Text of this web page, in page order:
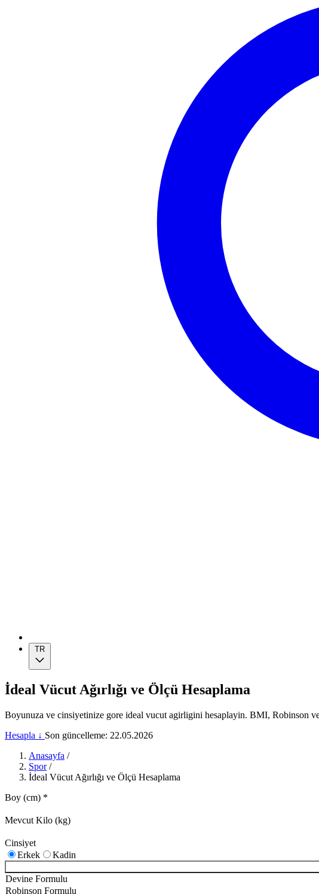
TR
İdeal Vücut Ağırlığı ve Ölçü Hesaplama
Boyunuza ve cinsiyetinize gore ideal vucut agirligini hesaplayin. BMI, Robinson
Hesapla ↓ Son güncelleme: 22.05.2026
Anasayfa /
Spor /
İdeal Vücut Ağırlığı ve Ölçü Hesaplama
Boy (cm) *
Mevcut Kilo (kg)
Cinsiyet
Erkek
Kadin
Devine Formulu
Robinson Formulu